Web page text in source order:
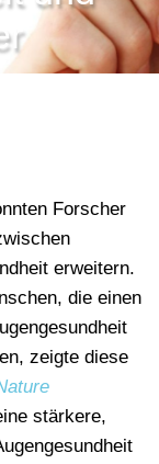
Forscher
erweitern.
die einen
zeigte diese
stärkere,